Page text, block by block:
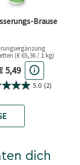
Brause
(€ 65,36 / 1 kg)
Preis
5,49
5.0 (2)
dich